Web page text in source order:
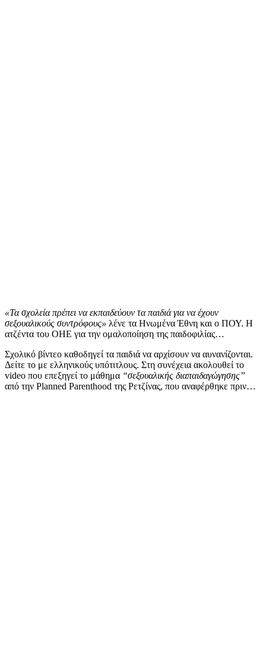
«Τα σχολεία πρέπει να εκπαιδεύουν τα παιδιά για να έχουν
σεξουαλικούς συντρόφους» λένε τα Ηνωμένα Έθνη και ο ΠΟΥ. Η
ατζέντα του ΟΗΕ για την ομαλοποίηση της παιδοφιλίας…
Σχολικό βίντεο καθοδηγεί τα παιδιά να αρχίσουν να αυνανίζονται.
Δείτε το με ελληνικούς υπότιτλους. Στη συνέχεια ακολουθεί το
video που επεξηγεί το μάθημα “σεξουαλικής διαπαιδαγώγησης”
από την Planned Parenthood της Ρετζίνας, που αναφέρθηκε πριν…